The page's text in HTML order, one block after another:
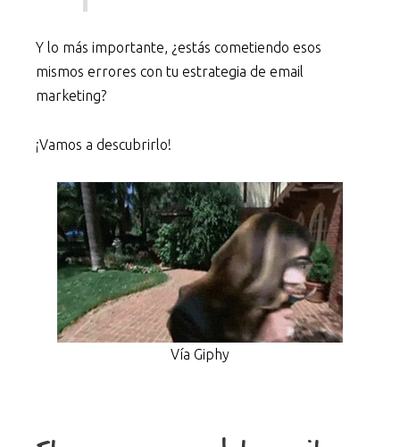
Y lo más importante, ¿estás cometiendo esos
mismos errores con tu estrategia de email
marketing?
¡Vamos a descubrirlo!
Vía Giphy